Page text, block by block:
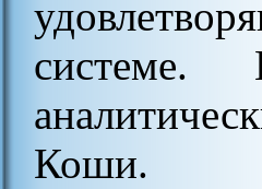
системе.
Коши.